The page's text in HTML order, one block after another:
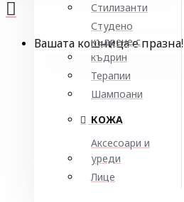
Стилизанти
Студено
къдрене с
къдрин
Терапии
Шампоани
КОЖА
Аксесоари и
уреди
Лице
Вашата кошница е празна!